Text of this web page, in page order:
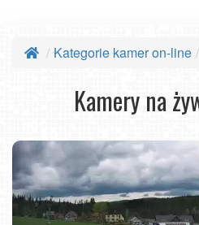
Kategorie kamer on-line
Kamery na